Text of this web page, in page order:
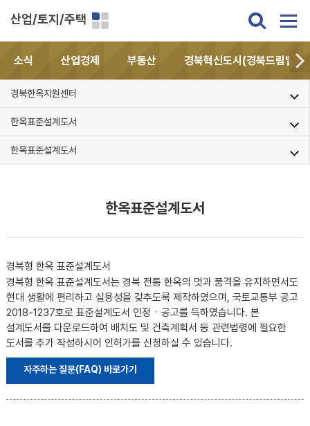
산업/토지/주택
소식 산업경제 부동산 경북혁신도시(경북드림밸리)
경북한옥지원센터
한옥표준설계도서
한옥표준설계도서
한옥표준설계도서
경북형 한옥 표준설계도서
경북형 한옥 표준설계도서는 경북 전통 한옥의 멋과 품격을 유지하면서도
현대 생활에 편리하고 실용성을 갖추도록 제작하였으며, 국토교통부 공고
2018-1237호로 표준설계도서 인정ㆍ공고를 득하였습니다. 본
설계도서를 다운로드하여 배치도 및 건축계획서 등 관련법령에 필요한
도서를 추가 작성하시어 인허가를 신청하실 수 있습니다.
자주하는 질문(FAQ) 바로가기